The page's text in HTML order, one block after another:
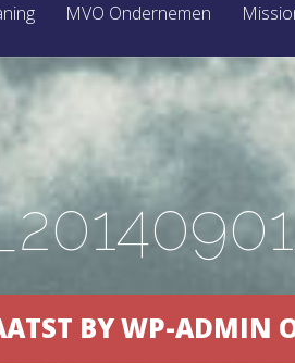
MVO Ondernemen
BYWP-ADMIN